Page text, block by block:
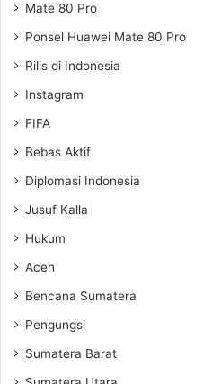
Mate 80 Pro
Ponsel Huawei Mate 80 Pro
Rilis di Indonesia
Instagram
FIFA
Bebas Aktif
Diplomasi Indonesia
Jusuf Kalla
Hukum
Aceh
Bencana Sumatera
Pengungsi
Sumatera Barat